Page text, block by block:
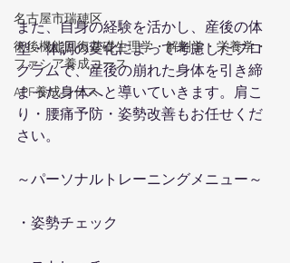
名古屋市瑞穂区
術後機能回復基礎生理学・解剖学・栄養学・
ファシア養成コース
APF養成コース
また、自身の経験を活かし、産後の体
型・体調の変化によって考慮したプロ
グラムで、産後の崩れた身体を引き締
まった身体へと導いていきます。肩こ
り・腰痛予防・姿勢改善もお任せくだ
さい。
～パーソナルトレーニングメニュー～
・姿勢チェック